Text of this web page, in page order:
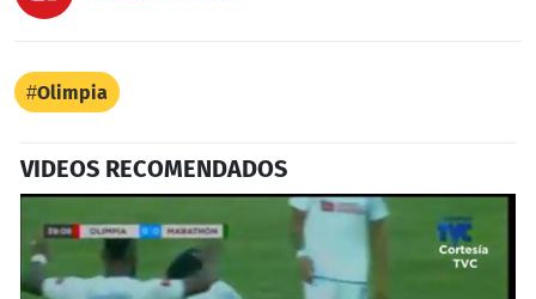
Olimpia
VIDEOS RECOMENDADOS